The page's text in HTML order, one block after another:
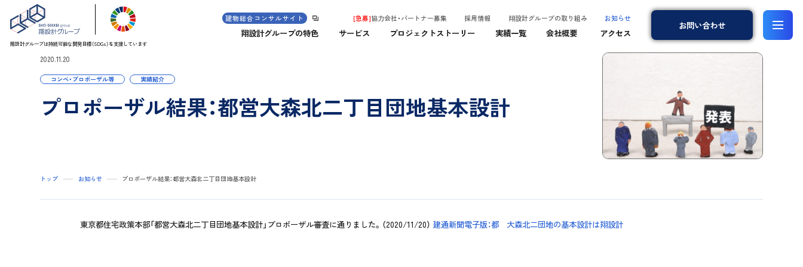
翔設計グループは持続可能な開発目標（SDGs）を支援しています
建物総合コンサルサイト [急募]協力会社・パートナー募集 採用情報 翔設計グループの取り組み お知らせ
翔設計グループの特色 サービス プロジェクトストーリー 実績一覧 会社概要 アクセス
お問い合わせ
2020.11.20
プロポーザル結果：都営大森北二丁目団地基本設計
コンペ・プロポーザル等 実績紹介
トップ お知らせ プロポーザル結果：都営大森北二丁目団地基本設計
東京都住宅政策本部「都営大森北二丁目団地基本設計」プロポーザル審査に通りました。（2020/11/20）建通新聞電子版：都 大森北二団地の基本設計は翔設計